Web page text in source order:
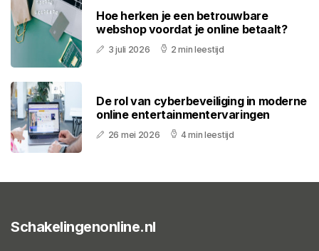
Hoe herken je een betrouwbare
webshop voordat je online betaalt?
3 juli 2026 2 min leestijd
De rol van cyberbeveiliging in moderne
online entertainmentervaringen
26 mei 2026 4 min leestijd
Schakelingenonline.nl